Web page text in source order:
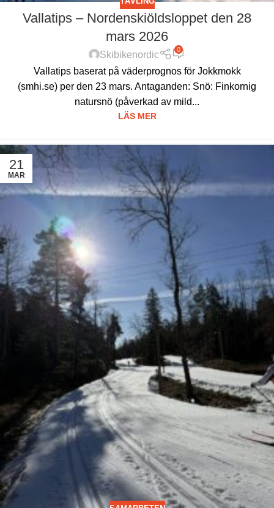
Vallatips – Nordenskiöldsloppet den 28
mars 2026
Skibikenordic
0
Vallatips baserat på väderprognos för Jokkmokk
(smhi.se) per den 23 mars. Antaganden: Snö: Finkornig
natursnö (påverkad av mild...
LÄS MER
21
MAR